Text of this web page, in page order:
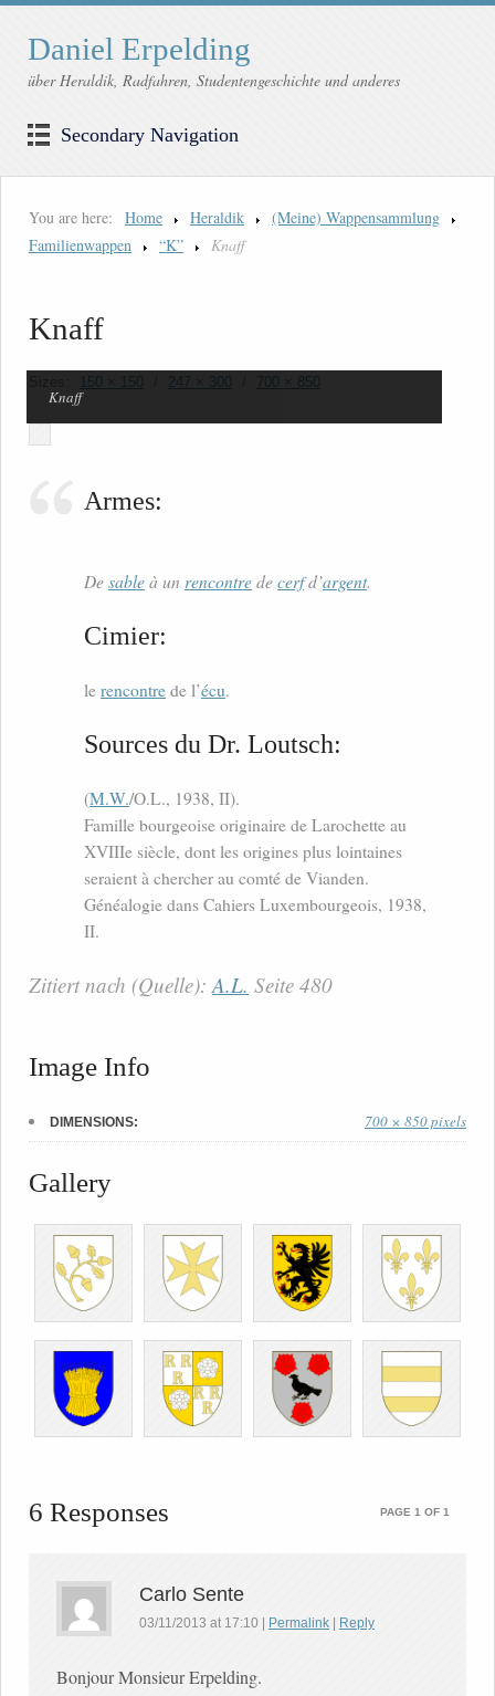
Daniel Erpelding
über Heraldik, Radfahren, Studentengeschichte und anderes
Secondary Navigation
You are here: Home Heraldik
(Meine) Wappensammlung
Familienwappen
“K” Knaff
Knaff
150 × 150 247 × 300 700 × 850
Knaff
Armes:
Desableà un rencontredecerfd’argent.
Cimier:
le rencontre de l’écu.
Sources du Dr. Loutsch:
(M.W./O.L., 1938, II).
Famille bourgeoise originaire de Larochette au
XVIIIe siècle, dont les origines plus lointaines
seraient à chercher au comté de Vianden.
Généalogie dans Cahiers Luxembourgeois, 1938,
II.
Zitiert nach (Quelle):A.L. Seite 480
Image Info
DIMENSIONS: 700 × 850 pixels
Gallery
6 Responses PAGE 1 OF 1
Carlo Sente
03/11/2013 at 17:10 | Permalink | Reply
Bonjour Monsieur Erpelding.